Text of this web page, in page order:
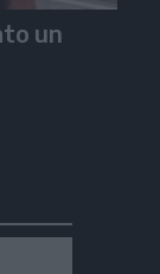
un